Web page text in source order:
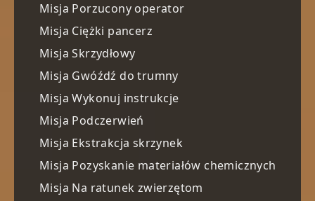
Misja Porzucony operator
Misja Ciężki pancerz
Misja Skrzydłowy
Misja Gwóźdź do trumny
Misja Wykonuj instrukcje
Misja Podczerwień
Misja Ekstrakcja skrzynek
Misja Pozyskanie materiałów chemicznych
Misja Na ratunek zwierzętom